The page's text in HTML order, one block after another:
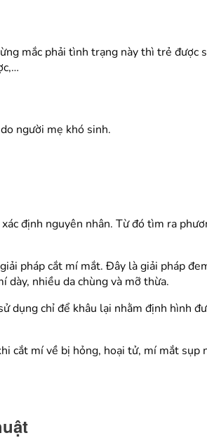
mắc phải tình trạng này thì trẻ được
người mẹ khó sinh.
định nguyên nhân. Từ đó tìm ra
pháp cắt mí mắt. Đây là giải pháp
dày, nhiều da chùng và mỡ thừa.
dụng chỉ để khâu lại nhằm định hình
mí về bị hỏng, hoại tử, mí mắt sụp